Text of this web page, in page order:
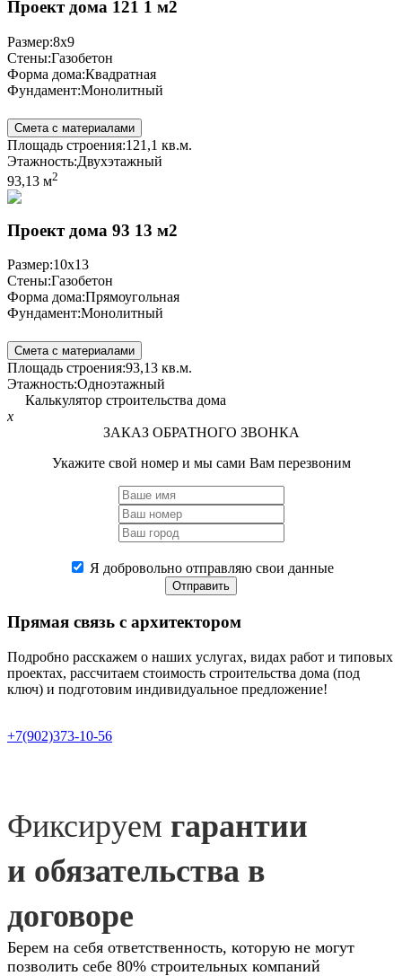
Проект дома 121 1 м2
Размер:8x9
Стены:Газобетон
Форма дома:Квадратная
Фундамент:Монолитный
Смета с материалами
Площадь строения:121,1 кв.м.
Этажность:Двухэтажный
93,13 м2
Проект дома 93 13 м2
Размер:10x13
Стены:Газобетон
Форма дома:Прямоугольная
Фундамент:Монолитный
Смета с материалами
Площадь строения:93,13 кв.м.
Этажность:Одноэтажный
Калькулятор строительства дома
x
ЗАКАЗ ОБРАТНОГО ЗВОНКА
Укажите свой номер и мы сами Вам перезвоним
Я добровольно отправляю свои данные
Отправить
Прямая связь с архитектором
Подробно расскажем о наших услугах, видах работ и типовых
проектах, рассчитаем стоимость строительства дома (под
ключ) и подготовим индивидуальное предложение!
+7(902)373-10-56
Фиксируем гарантии
и обязательства в
договоре
Берем на себя ответственность, которую не могут
позволить себе 80% строительных компаний